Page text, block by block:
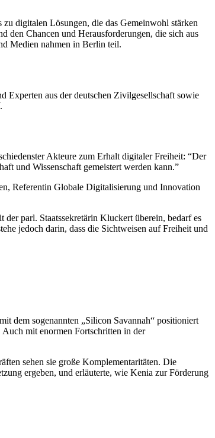
digitalen Lösungen, die das Gemeinwohl stärken
den Chancen und Herausforderungen, die sich aus
Medien nahmen in Berlin teil.
Experten aus der deutschen Zivilgesellschaft sowie
Akteure zum Erhalt digitaler Freiheit: “Der
und Wissenschaft gemeistert werden kann.”
Referentin Globale Digitalisierung und Innovation
parl. Staatssekretärin Kluckert überein, bedarf es
jedoch darin, dass die Sichtweisen auf Freiheit und
dem sogenannten „Silicon Savannah“ positioniert
mit enormen Fortschritten in der
sehen sie große Komplementaritäten. Die
ergeben, und erläuterte, wie Kenia zur Förderung